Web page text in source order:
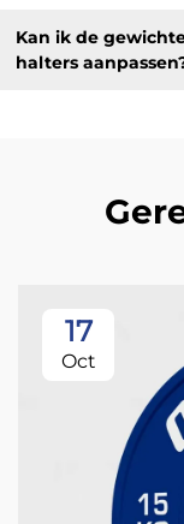
Kan ik de
halters
17
Oct